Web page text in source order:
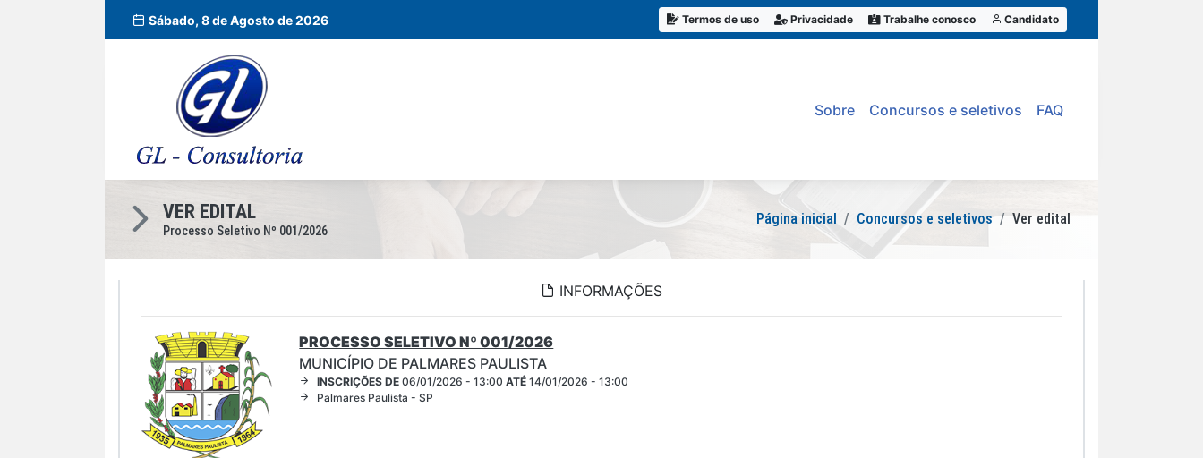
Sábado, 8 de Agosto de 2026 Termos de uso Privacidade Trabalhe conosco Candidato
Sobre Concursos e seletivos FAQ
VER EDITAL
Processo Seletivo Nº 001/2026
Página inicial Concursos e seletivos Ver edital
INFORMAÇÕES
PROCESSO SELETIVO Nº 001/2026
MUNICÍPIO DE PALMARES PAULISTA
INSCRIÇÕES DE 06/01/2026 - 13:00ATÉ 14/01/2026 - 13:00
Palmares Paulista - SP